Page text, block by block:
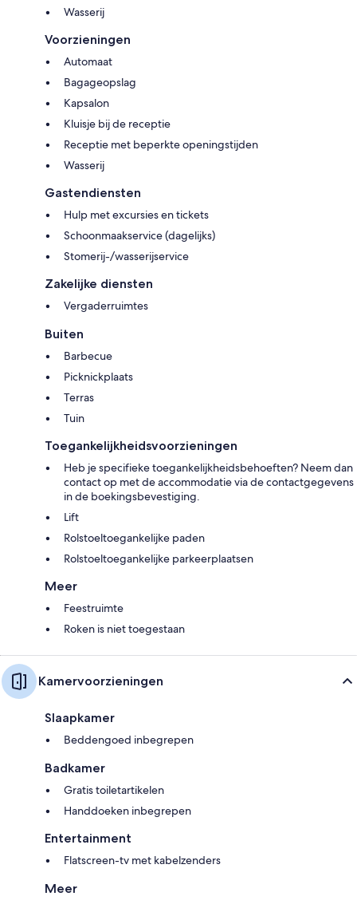
Wasserij
Voorzieningen
Automaat
Bagageopslag
Kapsalon
Kluisje bij de receptie
Receptie met beperkte openingstijden
Wasserij
Gastendiensten
Hulp met excursies en tickets
Schoonmaakservice (dagelijks)
Stomerij-/wasserijservice
Zakelijke diensten
Vergaderruimtes
Buiten
Barbecue
Picknickplaats
Terras
Tuin
Toegankelijkheidsvoorzieningen
Heb je specifieke toegankelijkheidsbehoeften? Neem dan
contact op met de accommodatie via de contactgegevens
in de boekingsbevestiging.
Lift
Rolstoeltoegankelijke paden
Rolstoeltoegankelijke parkeerplaatsen
Meer
Feestruimte
Roken is niet toegestaan
Kamervoorzieningen
Slaapkamer
Beddengoed inbegrepen
Badkamer
Gratis toiletartikelen
Handdoeken inbegrepen
Entertainment
Flatscreen-tv met kabelzenders
Meer